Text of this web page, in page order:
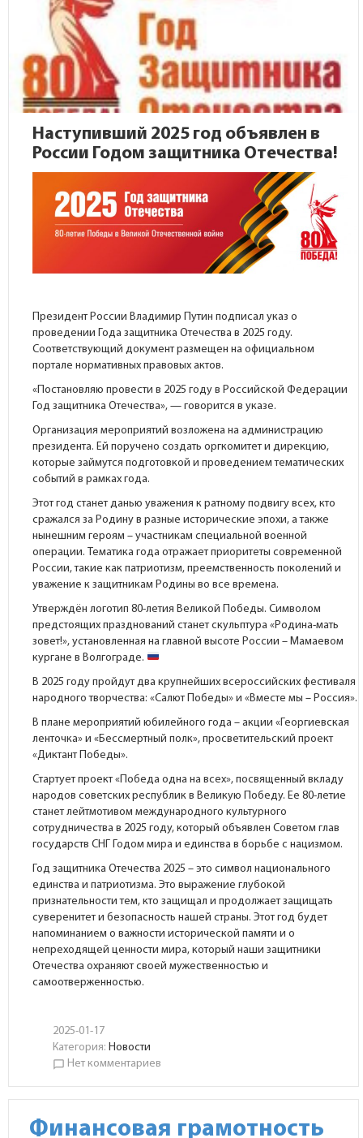
Наступивший 2025 год объявлен в
России Годом защитника Отечества!
Президент России Владимир Путин подписал указ о
проведении Года защитника Отечества в 2025 году.
Соответствующий документ размещен наофициальном
портале нормативных правовых актов.
«Постановляю провести в 2025 году в Российской Федерации
Год защитника Отечества», — говорится в указе.
Организация мероприятий возложена на администрацию
президента. Ей поручено создать оргкомитет и дирекцию,
которые займутся подготовкой и проведением тематических
событий в рамках года.
Этот год станет данью уважения к ратному подвигу всех, кто
сражался за Родину в разные исторические эпохи, а также
нынешним героям – участникам специальной военной
операции. Тематика года отражает приоритеты современной
России, такие как патриотизм, преемственность поколений и
уважение к защитникам Родины во все времена.
Утверждён логотип 80-летия Великой Победы. Символом
предстоящих празднований станет скульптура «Родина-мать
зовет!», установленная на главной высоте России – Мамаевом
кургане в Волгограде.
В 2025 году пройдут два крупнейших всероссийских фестиваля
народного творчества: «Салют Победы» и «Вместе мы – Россия».
В плане мероприятий юбилейного года – акции «Георгиевская
ленточка» и «Бессмертный полк», просветительский проект
«Диктант Победы».
Стартует проект «Победа одна на всех», посвященный вкладу
народов советских республик в Великую Победу. Ее 80-летие
станет лейтмотивом международного культурного
сотрудничества в 2025 году, который объявлен Советом глав
государств СНГ Годом мира и единства в борьбе с нацизмом.
Год защитника Отечества 2025 – это символ национального
единства и патриотизма. Это выражение глубокой
признательности тем, кто защищал и продолжает защищать
суверенитет и безопасность нашей страны. Этот год будет
напоминанием о важности исторической памяти и о
непреходящей ценности мира, который наши защитники
Отечества охраняют своей мужественностью и
самоотверженностью.
2025-01-17
Категория: Новости
chat_bubble_outline Нет комментариев
Финансовая грамотность